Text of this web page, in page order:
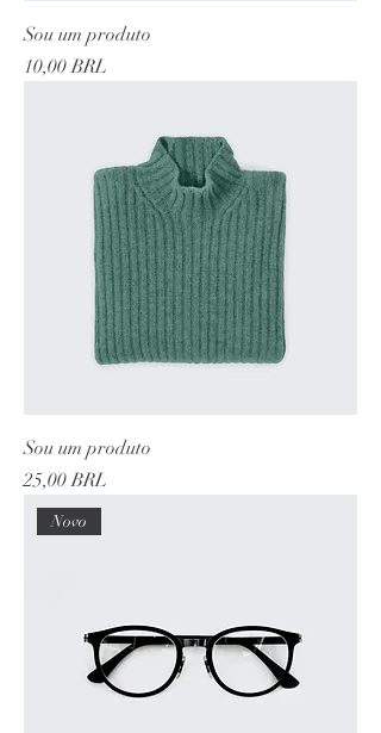
Sou um produto
Precio
10,00 BRL
Sou um produto
Precio
25,00 BRL
Novo